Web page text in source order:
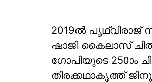
2019ല്‍ പൃഥ്വിരാജ്
ഷാജി കൈലാസ്
ഗോപിയുടെ 250ാം
തിരക്കഥാകൃത്ത്